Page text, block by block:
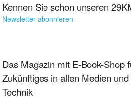
Kennen Sie schon unseren
Newsletter abonnieren
Das Magazin mit E-Book-Shop
Zukünftiges in allen Medien
Technik